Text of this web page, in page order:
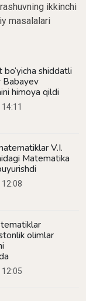
ikkinchi
masalalari
shiddatli
Babayev
himoya qildi
V.I.
Matematika
olimlar